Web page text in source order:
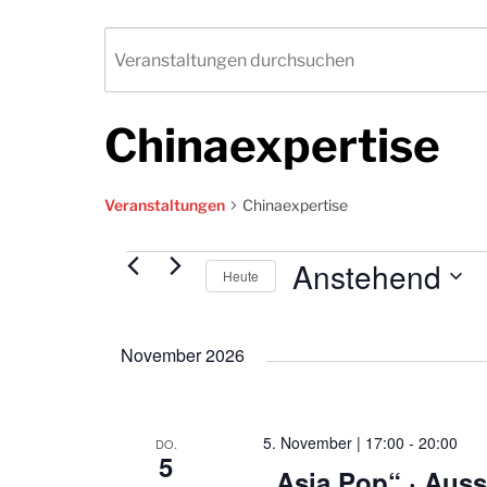
Chinaexpertise
Veranstaltungen Chinaexpertise
Veranstaltungen
Heute Anstehend
November 2026
DO.
5
5. November | 17:00 -20:00